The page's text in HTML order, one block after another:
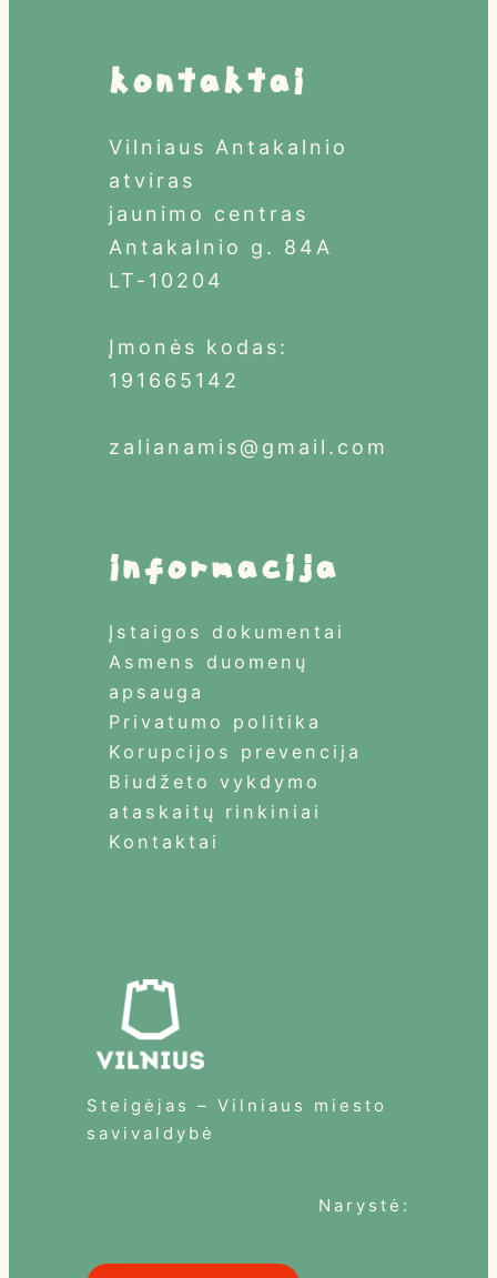
Kontaktai
Vilniaus Antakalnio
atviras
jaunimo centras
Antakalnio g. 84A
LT-10204
Įmonės kodas:
191665142
zalianamis@gmail.com
informacija
Įstaigos dokumentai
Asmens duomenų
apsauga
Privatumo politika
Korupcijos prevencija
Biudžeto vykdymo
ataskaitų rinkiniai
Kontaktai
Steigėjas – Vilniaus miesto
savivaldybė
Narystė: